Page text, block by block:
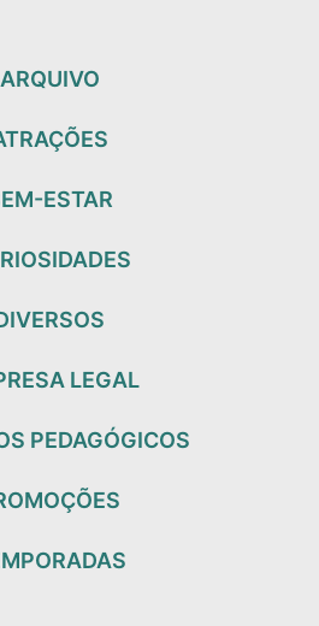
ARQUIVO
ESTAR
LEGAL
PEDAGÓGICOS